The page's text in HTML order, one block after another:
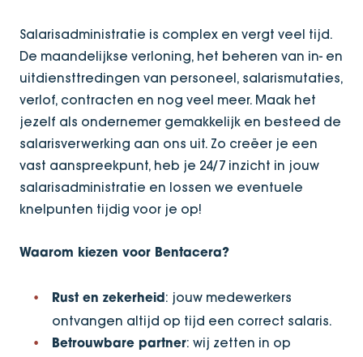
Salarisadministratie is complex en vergt veel tijd.
De maandelijkse verloning, het beheren van in- en
uitdiensttredingen van personeel, salarismutaties,
verlof, contracten en nog veel meer. Maak het
jezelf als ondernemer gemakkelijk en besteed de
salarisverwerking aan ons uit. Zo creëer je een
vast aanspreekpunt, heb je 24/7 inzicht in jouw
salarisadministratie en lossen we eventuele
knelpunten tijdig voor je op!
Waarom kiezen voor Bentacera?
Rust en zekerheid: jouw medewerkers
ontvangen altijd op tijd een correct salaris.
Betrouwbare partner: wij zetten in op